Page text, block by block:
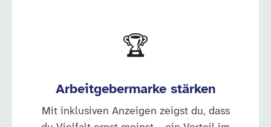
🏆
Arbeitgebermarke stärken
Mit inklusiven Anzeigen zeigst du, dass